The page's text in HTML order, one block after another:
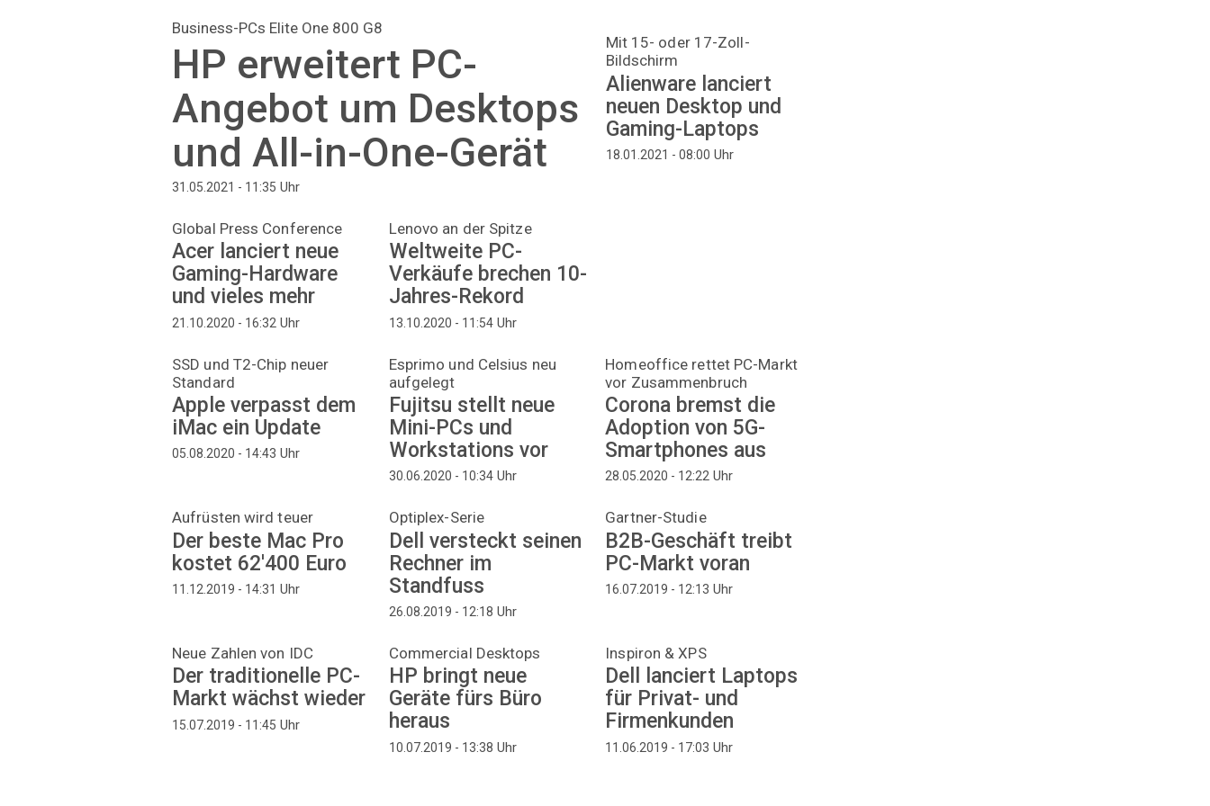
Business-PCs Elite One 800 G8
HP erweitert PC-
Angebot um Desktops
und All-in-One-Gerät
31.05.2021 - 11:35 Uhr
Mit 15- oder 17-Zoll-
Bildschirm
Alienware lanciert
neuen Desktop und
Gaming-Laptops
18.01.2021 - 08:00 Uhr
Global Press Conference
Acer lanciert neue
Gaming-Hardware
und vieles mehr
21.10.2020 - 16:32 Uhr
Lenovo an der Spitze
Weltweite PC-
Verkäufe brechen 10-
Jahres-Rekord
13.10.2020 - 11:54Uhr
SSD und T2-Chip neuer
Standard
Apple verpasst dem
iMac ein Update
05.08.2020 - 14:43 Uhr
Esprimo und Celsius neu
aufgelegt
Fujitsu stellt neue
Mini-PCs und
Workstations vor
30.06.2020 - 10:34Uhr
Homeoffice rettet PC-Markt
vor Zusammenbruch
Corona bremst die
Adoption von 5G-
Smartphones aus
28.05.2020 - 12:22 Uhr
Aufrüsten wird teuer
Der beste Mac Pro
kostet 62'400 Euro
11.12.2019 - 14:31 Uhr
Optiplex-Serie
Dell versteckt seinen
Rechner im
Standfuss
26.08.2019 - 12:18 Uhr
Gartner-Studie
B2B-Geschäft treibt
PC-Markt voran
16.07.2019 - 12:13 Uhr
Neue Zahlen von IDC
Der traditionelle PC-
Markt wächst wieder
15.07.2019 - 11:45 Uhr
Commercial Desktops
HP bringt neue
Geräte fürs Büro
heraus
10.07.2019 - 13:38 Uhr
Inspiron & XPS
Dell lanciert Laptops
für Privat- und
Firmenkunden
11.06.2019 - 17:03 Uhr